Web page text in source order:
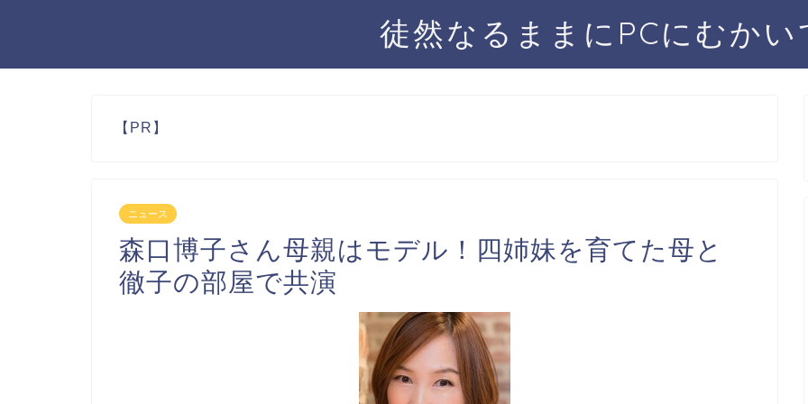
徒然なるままにPCにむかい
【PR】
ニュース
森口博子さん母親はモデル！四姉妹を育てた母と
徹子の部屋で共演